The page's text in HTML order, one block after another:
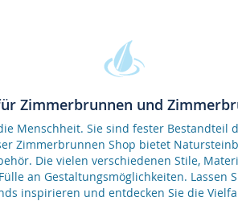
Zimmerbrunnen und
Menschheit. Sie sind fester Bestandteil
Zimmerbrunnen Shop bietet
Die vielen verschiedenen Stile,
an Gestaltungsmöglichkeiten. Lassen
inspirieren und entdecken Sie die